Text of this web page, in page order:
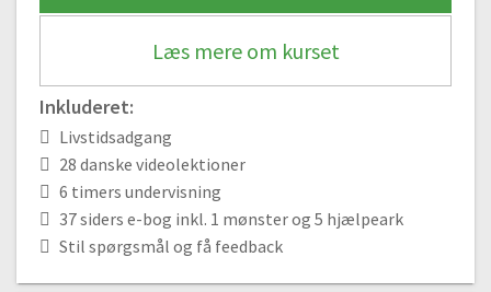
Læs mere om kurset
Inkluderet:
Livstidsadgang
28 danske videolektioner
6 timers undervisning
37 siders e-bog inkl. 1 mønster og 5 hjælpeark
Stil spørgsmål og få feedback
#11 Sy og kante sidesømme
19:18
#13 Sy elastik i løbegang
20:39
#14 Tjek din nederdel igennem
02:26
Modul 4 – At arbejde med mønstre